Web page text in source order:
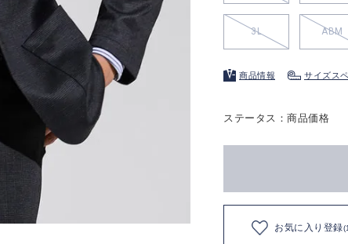
3L ABM
商品情報 サイズス
ステータス：商品価格
お気に入り登録